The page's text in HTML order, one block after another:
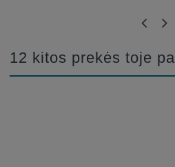
12 kitos prekės toje